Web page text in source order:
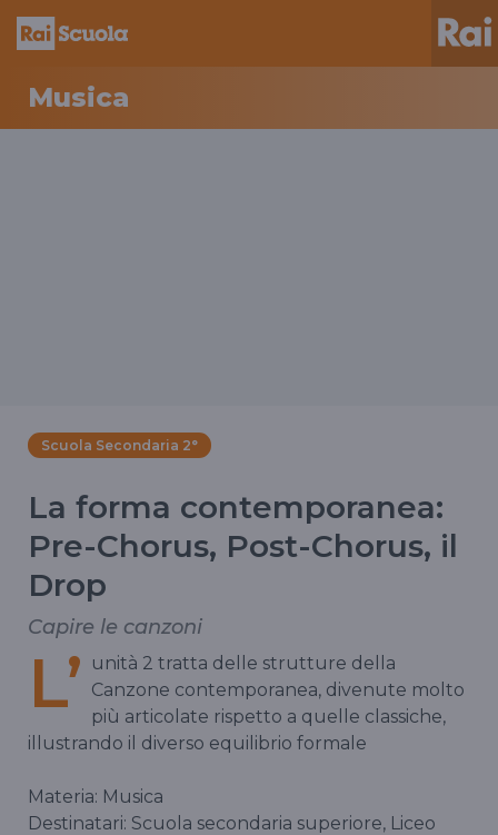
Musica
Scuola Secondaria 2°
La forma contemporanea:
Pre-Chorus, Post-Chorus, il
Drop
Capire le canzoni
L’
unità 2 tratta delle strutture della
Canzone contemporanea, divenute molto
più articolate rispetto a quelle classiche,
illustrando il diverso equilibrio formale
Materia: Musica
Destinatari: Scuola secondaria superiore, Liceo